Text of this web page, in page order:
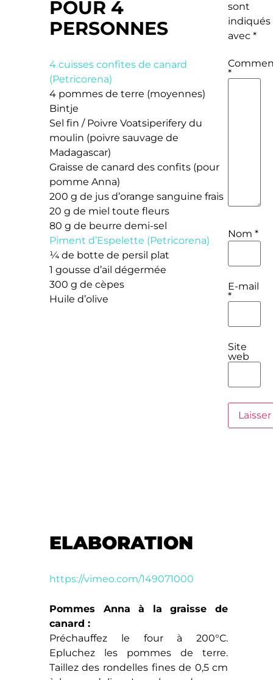
POUR 4
PERSONNES
4 cuisses confites de canard
(Petricorena)
4 pommes de terre (moyennes)
Bintje
Sel fin / Poivre Voatsiperifery du
moulin (poivre sauvage de
Madagascar)
Graisse de canard des confits (pour
pomme Anna)
200 g de jus d’orange sanguine frais
20 g de miel toute fleurs
80 g de beurre demi-sel
Piment d’Espelette (Petricorena)
¼ de botte de persil plat
1 gousse d’ail dégermée
300 g de cèpes
Huile d’olive
ELABORATION
https://vimeo.com/149071000
Pommes Anna à la graisse de
canard :
Préchauffez le four à 200°C.
Epluchez les pommes de terre.
Taillez des rondelles fines de 0,5 cm
sont
indiqués
avec*
*
Nom*
E-mail
*
Site
web